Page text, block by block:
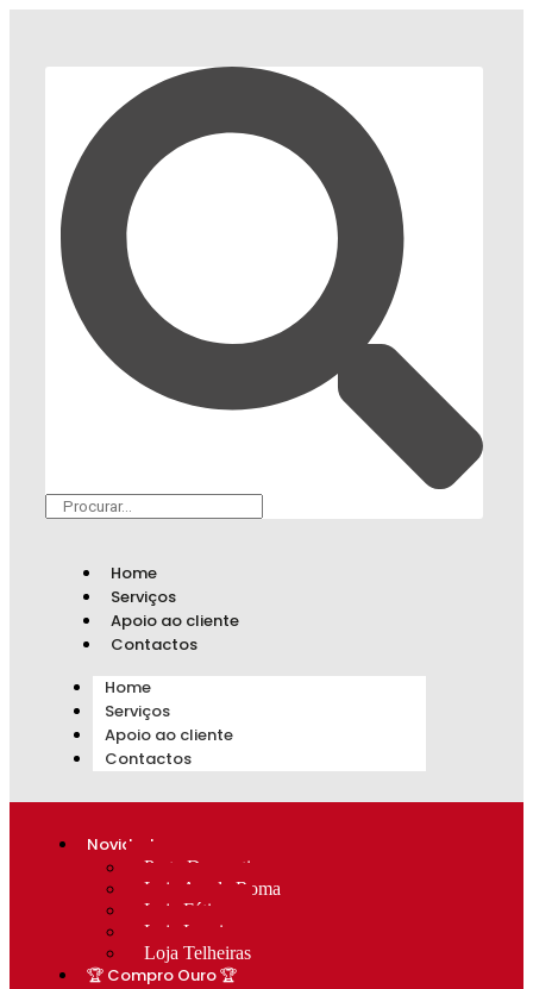
Home
Serviços
Apoio ao cliente
Contactos
Home
Serviços
Apoio ao cliente
Contactos
Novidades
Prata Decorativa
Loja Av. de Roma
Loja Fátima
Loja Lumiar
Loja Telheiras
🏆 Compro Ouro 🏆